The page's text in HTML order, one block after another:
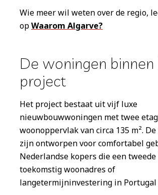
Wie meer wil weten over de regio,
opWaarom Algarve?
De woningen
project
Het project bestaat uit vijf luxe
nieuwbouwwoningen met twee
woonoppervlak van circa 135 m².
zijn ontworpen voor comfortabel
Nederlandse kopers die een
toekomstig woonadres of
langetermijninvestering in Portugal